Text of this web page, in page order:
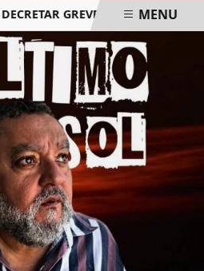
GREVE GERAL A PARTIR DO
MENU